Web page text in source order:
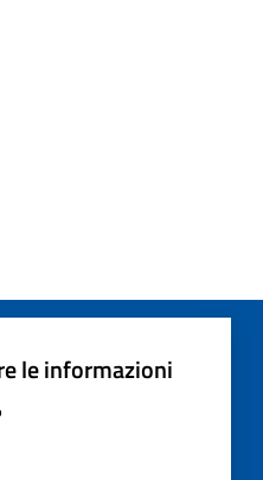
le informazioni